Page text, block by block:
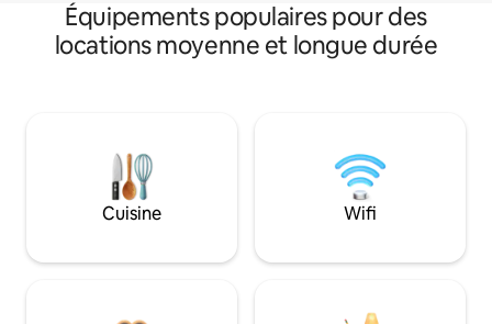
Équipements populaires pour des
locations moyenne et longue durée
Cuisine Wifi